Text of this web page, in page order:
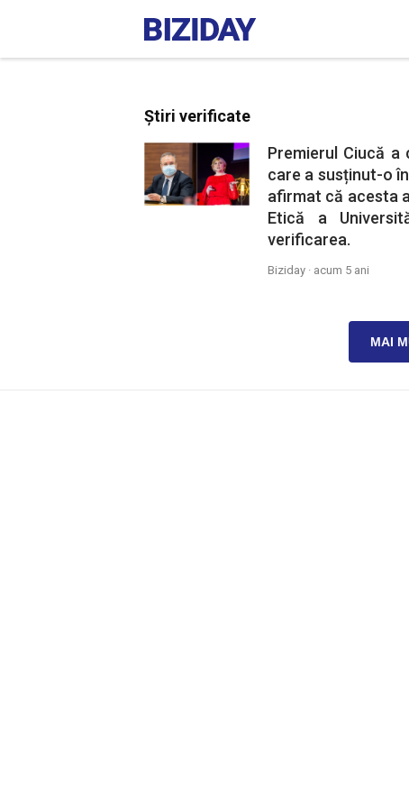
Știri verificate
Premierul Ciucă
care a susținut-o
afirmat că acesta
Etică a
verificarea.
Biziday · acum 5 ani
MAI